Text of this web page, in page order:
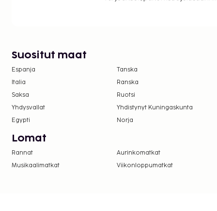
Suositut maat
Espanja Tanska
Italia
Ranska
Saksa
Ruotsi
Yhdysvallat
Yhdistynyt Kuningaskunta
Egypti
Norja
Lomat
Rannat Aurinkomatkat
Musikaalimatkat
Viikonloppumatkat